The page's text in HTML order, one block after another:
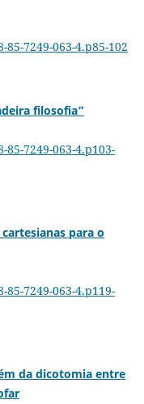
7249-063-4.p85-102
filosofia”
7249-063-4.p103-
para o
7249-063-4.p119-
da dicotomia entre